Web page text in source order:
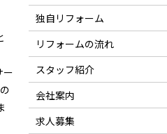
ー
独自リフォーム
リフォームの流れ
スタッフ紹介
会社案内
求人募集